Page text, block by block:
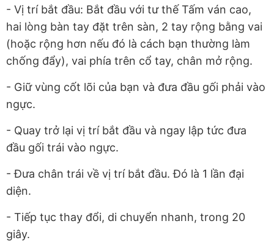
- Vị trí bắt đầu: Bắt đầu với tư thế Tấm ván cao,
hai lòng bàn tay đặt trên sàn, 2 tay rộng bằng vai
(hoặc rộng hơn nếu đó là cách bạn thường làm
chống đẩy), vai phía trên cổ tay, chân mở rộng.
- Giữ vùng cốt lõi của bạn và đưa đầu gối phải vào
ngực.
- Quay trở lại vị trí bắt đầu và ngay lập tức đưa
đầu gối trái vào ngực.
- Đưa chân trái về vị trí bắt đầu. Đó là 1 lần đại
diện.
- Tiếp tục thay đổi, di chuyển nhanh, trong 20
giây.